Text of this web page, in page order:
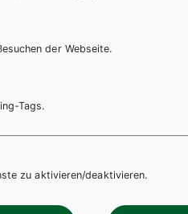
der Webseite.
Tags.
zu aktivieren/deaktivieren.